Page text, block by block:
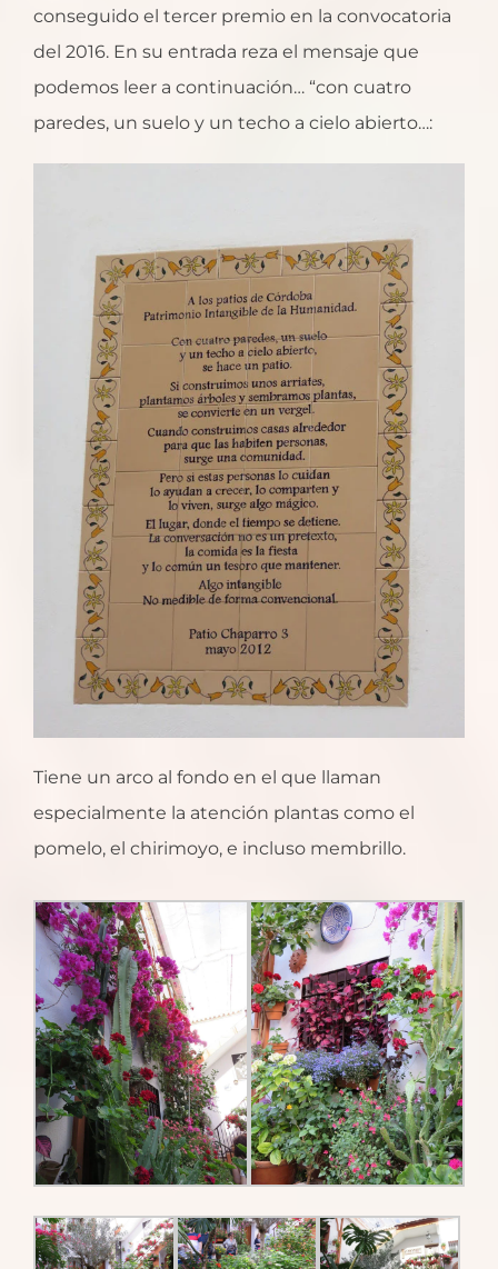
conseguido el tercer premio en la convocatoria
del 2016. En su entrada reza el mensaje que
podemos leer a continuación… “con cuatro
paredes, un suelo y un techo a cielo abierto…:
Tiene un arco al fondo en el que llaman
especialmente la atención plantas como el
pomelo, el chirimoyo, e incluso membrillo.